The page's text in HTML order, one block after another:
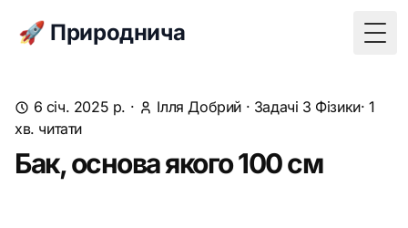
🚀 Природнича
6 січ. 2025 р. · Ілля Добрий · Задачі З Фізики· 1
хв. читати
Бак, основа якого 100 см